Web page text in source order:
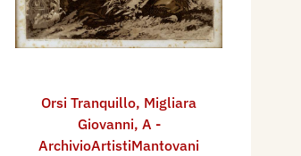
Orsi Tranquillo, Migliara
Giovanni, A -
ArchivioArtistiMantovani